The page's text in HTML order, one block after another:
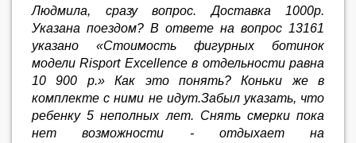
Людмила, сразу вопрос. Доставка 1000р.
Указана поездом? В ответе на вопрос 13161
указано «Стоимость фигурных ботинок
модели Risport Excellence в отдельности равна
10 900 р.» Как это понять? Коньки же в
комплекте с ними не идут.Забыл указать, что
ребенку 5 неполных лет. Снять смерки пока
нет возможности - отдыхает на